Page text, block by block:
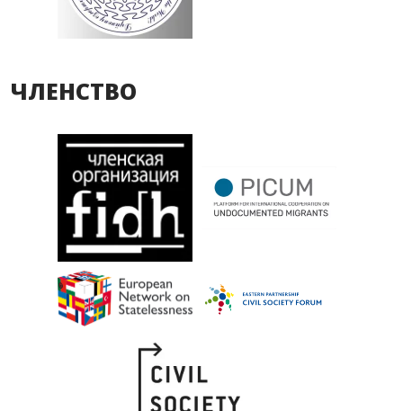
ЧЛЕНСТВО